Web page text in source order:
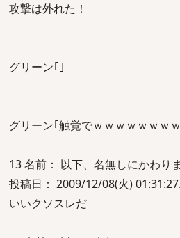
攻撃は外れた！
グリーン｢｣
グリーン｢触覚でｗｗｗｗｗｗｗ
13 名前： 以下、名無しにかわり
投稿日： 2009/12/08(火)
いいクソスレだ